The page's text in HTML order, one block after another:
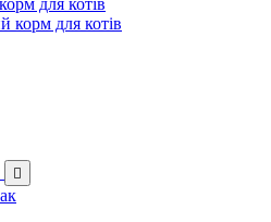
для котів
корм для котів
